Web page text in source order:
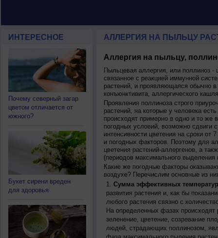
ИНТЕРЕСНОЕ
Почему северный загар
цветом отличается от
южного?
Букет сирени вреден
для здоровья
АЛЛЕРГИЯ НА ПЫЛЬЦУ
Аллергия на пыльцу,
Пыльцевая аллергия, или поллиноз -
связанное с реакцией иммунной
растений, и проявляющаяся обычно
конъюнктивита, аллергического
Проявления поллиноза строго
растений, на которые у человека
происходят примерно в одно и то же
погодных условий, возможно сдвиги
интенсивности цветения на сроки от
и погодных факторов. Поэтому для
цветения растений-аллергенов, а
(периодов максимального
Какие же погодные факторы
воздухе? Перечислим основные из
Сумма эффективных
развития растения и, как бы
любого растения связно с
На определенных фазах происходят
зеленение, цветение, созревание
людей, страдающих поллинозом,